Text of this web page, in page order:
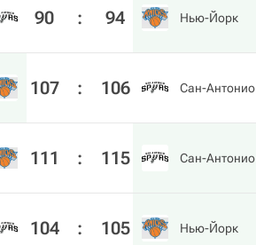
90 : 94 Нью-Йорк
107 : 106 Сан-Антонио
111 : 115 Сан-Антонио
104 : 105 Нью-Йорк